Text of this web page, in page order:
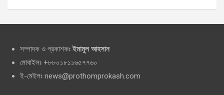
সম্পাদক ও প্রকাশকঃ ইমামুল আহসান
মোবাইলঃ +৮৮০১৮১১৬৫৭৭৬০
ই-মেইলঃ news@prothomprokash.com